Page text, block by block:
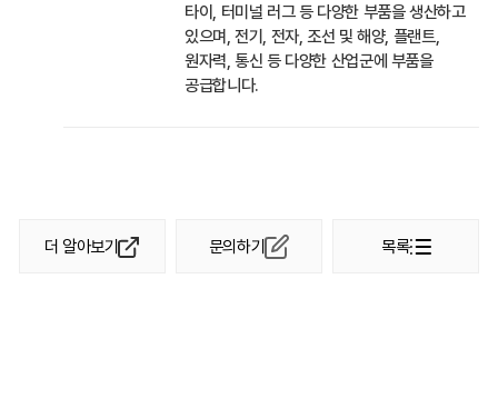
타이, 터미널 러그 등 다양한 부품을 생산하고
있으며, 전기, 전자, 조선 및 해양, 플랜트,
원자력, 통신 등 다양한 산업군에 부품을
공급합니다.
더 알아보기 문의하기 목록